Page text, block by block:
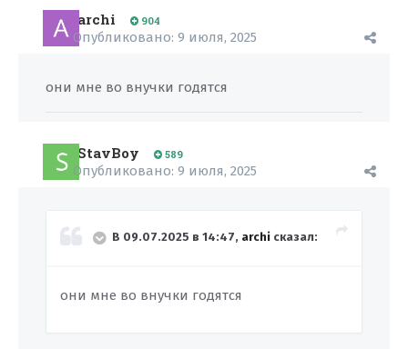
archi 904
Опубликовано: 9 июля, 2025
они мне во внучки годятся
StavBoy 589
Опубликовано: 9 июля, 2025
В 09.07.2025 в 14:47, archi сказал:
они мне во внучки годятся